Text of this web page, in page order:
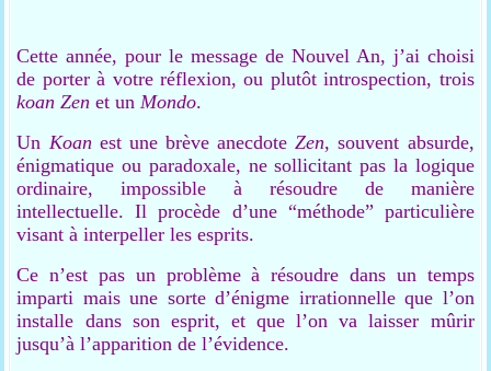
Cette année, pour le message de Nouvel An, j’ai choisi
de porter à votre réflexion, ou plutôt introspection, trois
koan Zen et un Mondo.
Un Koan est une brève anecdoteZen, souvent absurde,
énigmatique ou paradoxale, ne sollicitant pas la logique
ordinaire, impossible à résoudre de manière
intellectuelle. Il procède d’une “méthode” particulière
visant à interpeller les esprits.
Ce n’est pas un problème à résoudre dans un temps
imparti mais une sorte d’énigme irrationnelle que l’on
installe dans son esprit, et que l’on va laisser mûrir
jusqu’à l’apparition de l’évidence.